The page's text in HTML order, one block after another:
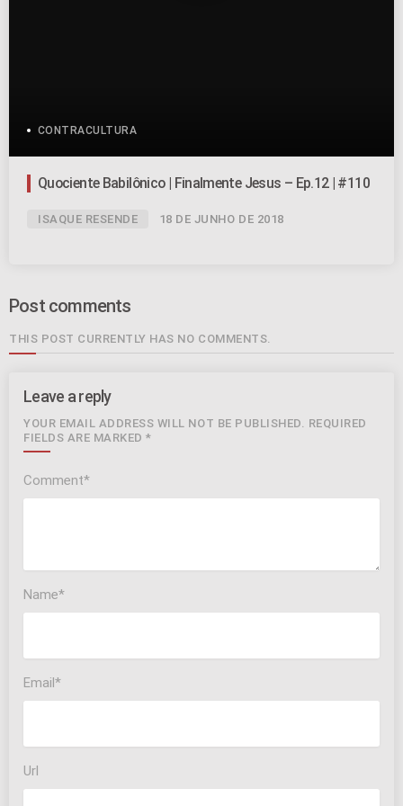
CONTRACULTURA
Quociente Babilônico | Finalmente Jesus – Ep.12 | #110
ISAQUE RESENDE 18 DE JUNHO DE 2018
Post comments
THIS POST CURRENTLY HAS NO COMMENTS.
Leave a reply
YOUR EMAIL ADDRESS WILL NOT BE PUBLISHED. REQUIRED
FIELDS ARE MARKED *
Comment*
Name*
Email*
Url